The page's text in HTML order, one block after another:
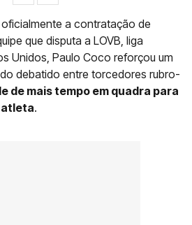
a contratação de
que disputa a LOVB, liga
Unidos, Paulo Coco reforçou um
debatido entre torcedores rubro-
de mais tempo em quadra para
atleta.